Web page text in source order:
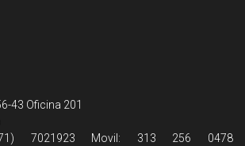
43 Oficina 201
7021923 Movil: 313 256 0478